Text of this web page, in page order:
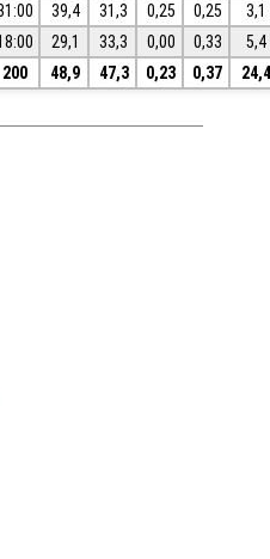
39,4 31,3 0,25 0,25
3,1
29,1 33,3 0,00 0,33
5,4
200 48,9 47,3 0,23 0,37 24,4